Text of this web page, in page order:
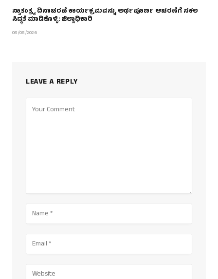
ಸ್ವಾತಂತ್ರ್ಯ ದಿನಾಚರಣೆ ಕಾರ್ಯಕ್ರಮವನ್ನು ಅರ್ಥಪೂರ್ಣ ಆಚರಣೆಗೆ ಸಕಲ
ಸಿದ್ಧತೆ ಮಾಡಿಕೊಳ್ಳಿ: ಜಿಲ್ಲಾಧಿಕಾರಿ
08/08/2026
LEAVE A REPLY